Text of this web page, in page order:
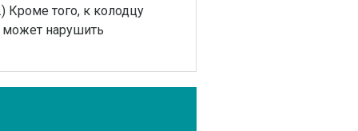
Кроме того, к колодцу
может нарушить